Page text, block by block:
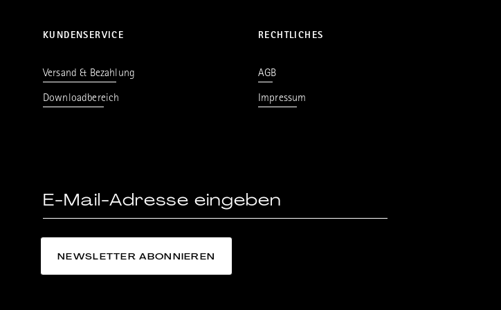
KUNDENSERVICE
Versand & Bezahlung
Downloadbereich
RECHTLICHES
AGB
Impressum